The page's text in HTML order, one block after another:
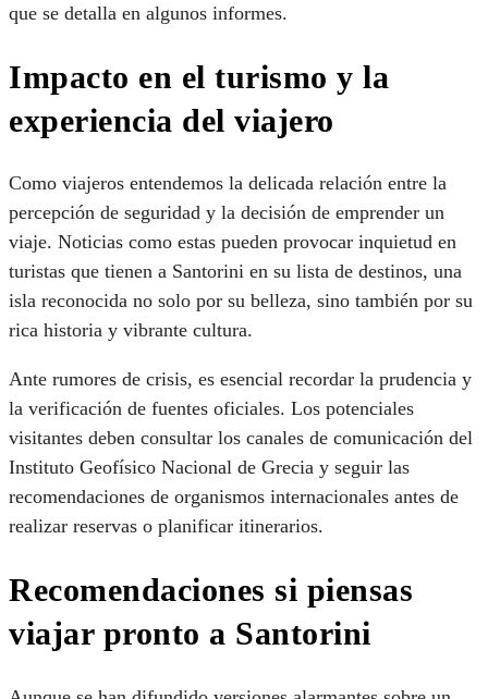
que se detalla en algunos informes.
Impacto en el turismo y la
experiencia del viajero
Como viajeros entendemos la delicada relación entre la
percepción de seguridad y la decisión de emprender un
viaje. Noticias como estas pueden provocar inquietud en
turistas que tienen a Santorini en su lista de destinos, una
isla reconocida no solo por su belleza, sino también por su
rica historia y vibrante cultura.
Ante rumores de crisis, es esencial recordar la prudencia y
la verificación de fuentes oficiales. Los potenciales
visitantes deben consultar los canales de comunicación del
Instituto Geofísico Nacional de Grecia y seguir las
recomendaciones de organismos internacionales antes de
realizar reservas o planificar itinerarios.
Recomendaciones si piensas
viajar pronto a Santorini